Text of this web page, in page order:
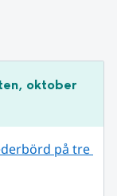
oktober
på tre